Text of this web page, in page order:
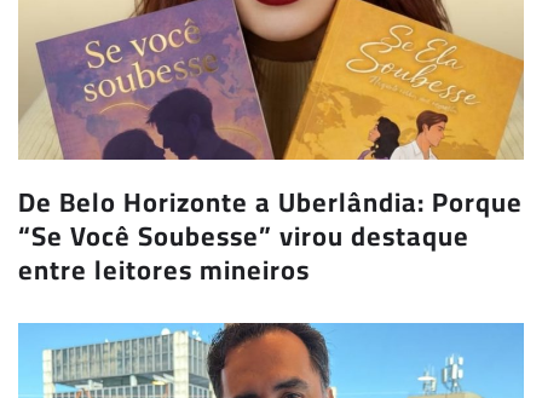
De Belo Horizonte a Uberlândia: Porque
“Se Você Soubesse” virou destaque
entre leitores mineiros